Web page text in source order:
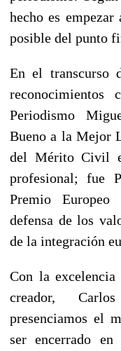
hecho es
posible del punto
En el transcurso
Periodismo
Bueno a la Mejor
del Mérito Civil
profesional; fue
Premio
defensa de los
de la integración
Con la
creador,
presenciamos el
ser encerrado